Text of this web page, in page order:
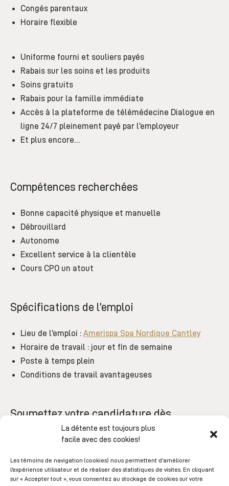
La détente est toujours plus
facile avec des cookies!
Les témoins de navigation (cookies) nous permettent d’améliorer
l’expérience utilisateur et de réaliser des statistiques de visites. En cliquant
sur « Accepter tout », vous consentez au stockage de cookies sur votre
Congés parentaux
Horaire flexible
Uniforme fourni et souliers payés
Rabais sur les soins et les produits
Soins gratuits
Rabais pour la famille immédiate
Accès à la plateforme de télémédecine Dialogue en
ligne 24/7 pleinement payé par l’employeur
Et plus encore…
Compétences recherchées
Bonne capacité physique et manuelle
Débrouillard
Autonome
Excellent service à la clientèle
Cours CPO un atout
Spécifications de l’emploi
Lieu de l’emploi : Amerispa Spa Nordique Cantley
Horaire de travail : jour et fin de semaine
Poste à temps plein
Conditions de travail avantageuses
Soumettez votre candidature dès
maintenant !
dessous et sélectionner le centre de votre choix.